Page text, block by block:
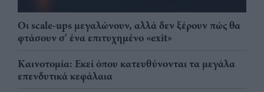
Οι scale-ups μεγαλώνουν, αλλά δεν ξέρουν πώς θα
φτάσουν σ' ένα επιτυχημένο «exit»
Καινοτομία: Εκεί όπου κατευθύνονται τα μεγάλα
επενδυτικά κεφάλαια